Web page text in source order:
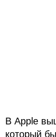
В Apple
который